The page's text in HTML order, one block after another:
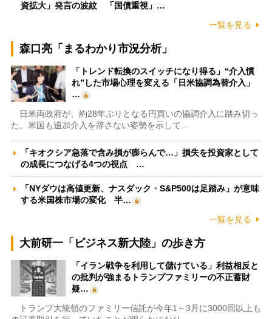
資拡大」発言の波紋 「国債重視」…
一覧を見る
森口亮「まるわかり市況分析」
「トレンド転換のスイッチになり得る」“介入慣
れ”した市場心理を変える「日米協調為替介入」
…
日米両政府が、約28年ぶりとなる円買いの協調介入に踏み切っ
た。米国も追加介入を辞さない姿勢を示して…
「キオクシア急落で含み損が膨らんで…」損失を投資家として
の成長につなげる4つの視点 …
「NYダウは高値更新、ナスダック・S&P500は足踏み」が意味
する米国株市場の変化 半…
一覧を見る
大前研一「ビジネス新大陸」の歩き方
「イラン戦争を利用して儲けている」利益相反と
の批判が強まるトランプファミリーの不正蓄財
疑…
トランプ大統領のファミリー信託が今年1～3月に3000回以上も